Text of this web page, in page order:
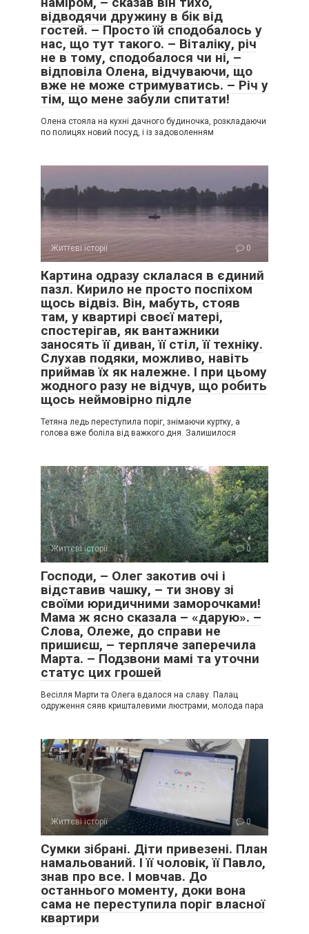
відводячи дружину в бік від
гостей. – Просто їй сподобалось у
нас, що тут такого. – Віталіку, річ
не в тому, сподобалося чи ні, –
відповіла Олена, відчуваючи, що
вже не може стримуватись. – Річ у
тім, що мене забули спитати!
Олена стояла на кухні дачного будиночка, розкладаючи
по полицях новий посуд, і із задоволенням
Життєві історії 0
Картина одразу склалася в єдиний
пазл. Кирило не просто поспіхом
щось відвіз. Він, мабуть, стояв
там, у квартирі своєї матері,
спостерігав, як вантажники
заносять її диван, її стіл, її техніку.
Слухав подяки, можливо, навіть
приймав їх як належне. І при цьому
жодного разу не відчув, що робить
щось неймовірно підле
Тетяна ледь переступила поріг, знімаючи куртку, а
голова вже боліла від важкого дня. Залишилося
Життєві історії 0
Господи, – Олег закотив очі і
відставив чашку, – ти знову зі
своїми юридичними заморочками!
Мама ж ясно сказала – «дарую». –
Слова, Олеже, до справи не
пришиєш, – терпляче заперечила
Марта. – Подзвони мамі та уточни
статус цих грошей
Весілля Марти та Олега вдалося на славу. Палац
одруження сяяв кришталевими люстрами, молода пара
Життєві історії 0
Сумки зібрані. Діти привезені. План
намальований. І її чоловік, її Павло,
знав про все. І мовчав. До
останнього моменту, доки вона
сама не переступила поріг власної
квартири